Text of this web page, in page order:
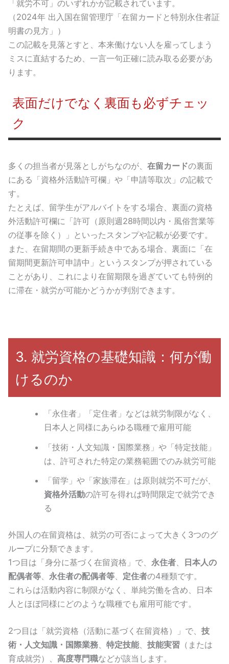
「就労不可」のいずれかが記載されています。
（2024年 出入国在留管理庁「在留カードと特別永住者証
明書の見方」）
この記載を見落とすと、本来働けない人を雇ってしまう
ミスに直結するため、一言一句正確に読み取る必要があ
ります。
表面だけでなく裏面も必ずチェッ
ク
多くの担当者が見落としがちなのが、在留カードの裏面
にある「資格外活動許可欄」や「申請等取次」の記載で
す。
たとえば、留学生がアルバイトをする場合、裏面の資格
外活動許可欄に「許可（原則週28時間以内・風俗営業等
の従事を除く）」といったスタンプや記載が必要です。
また、在留期間の更新手続き中である場合、裏面に「在
留期間更新許可申請中」というスタンプが押されている
ことがあり、これにより在留期限を過ぎていても特例的
に滞在・就労が可能かどうかが判別できます。
3. 就労資格の基礎知識：何が働
けるのか
「永住者」「定住者」などは就労制限がなく、
日本人と同様にあらゆる職種で雇用可能
「技術・人文知識・国際業務」や「特定技能」
は、許可された特定の業務範囲でのみ就労可能
「留学」や「家族滞在」は原則就労不可だが、
資格外活動の許可を得れば時間限定で就労でき
る
外国人の在留資格は、就労の可否によって大きく3つのグ
ループに分類できます。
1つ目は「身分に基づく在留資格」で、 永住者
日本人の
配偶者等
永住者の配偶者等 定住者の4種類です。
これらは活動内容に制限がなく、単純労働を含め、日本
人とほぼ同様にどのような職種でも雇用可能です。
2つ目は「就労資格（活動に基づく在留資格）」で、技
術・人文知識・国際業務 、特定技能、技能実習 （または
育成就労）、高度専門職などが該当します。